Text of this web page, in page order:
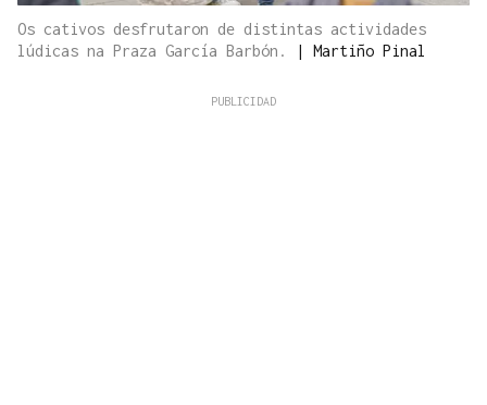
Os cativos desfrutaron de distintas actividades
lúdicas na Praza García Barbón.
| Martiño Pinal